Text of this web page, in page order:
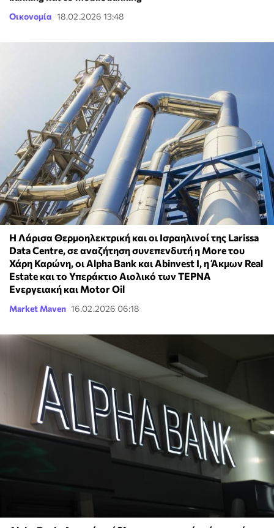
Οικονομία 18.02.2026 13:48
Η Λάρισα Θερμοηλεκτρική και οι Ισραηλινοί της Larissa
Data Centre, σε αναζήτηση συνεπενδυτή η More του
Χάρη Καρώνη, οι Alpha Bank και Abinvest I, η Άκμων Real
Estate και το Υπεράκτιο Αιολικό των ΤΕΡΝΑ
Ενεργειακή και Motor Oil
Market Maven 16.02.2026 06:18